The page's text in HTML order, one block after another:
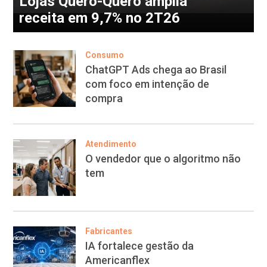
receita em 9,7% no 2T26
Consumo
ChatGPT Ads chega ao Brasil
com foco em intenção de
compra
Atendimento
O vendedor que o algoritmo não
tem
Fabricantes
IA fortalece gestão da
Americanflex